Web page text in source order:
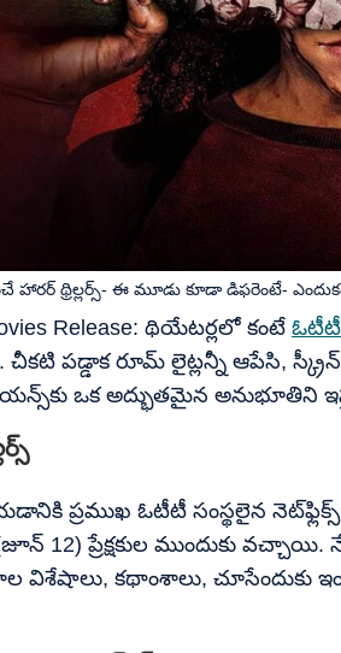
Release: థియేటర్లలో కంటే ఓటీటీ
చీకటి పడ్డాక రూమ్ లైట్లన్నీ ఆపేసి,
ఒక అద్భుతమైన అనుభూతిని
హారర్ థ్రిల్లర్స్- ఈ మూడు కూడా డిఫరెంటే-
ప్రముఖ ఓటీటీ సంస్థలైన
12) ప్రేక్షకుల ముందుకు వచ్చాయి.
కథాంశాలు, చూసేందుకు